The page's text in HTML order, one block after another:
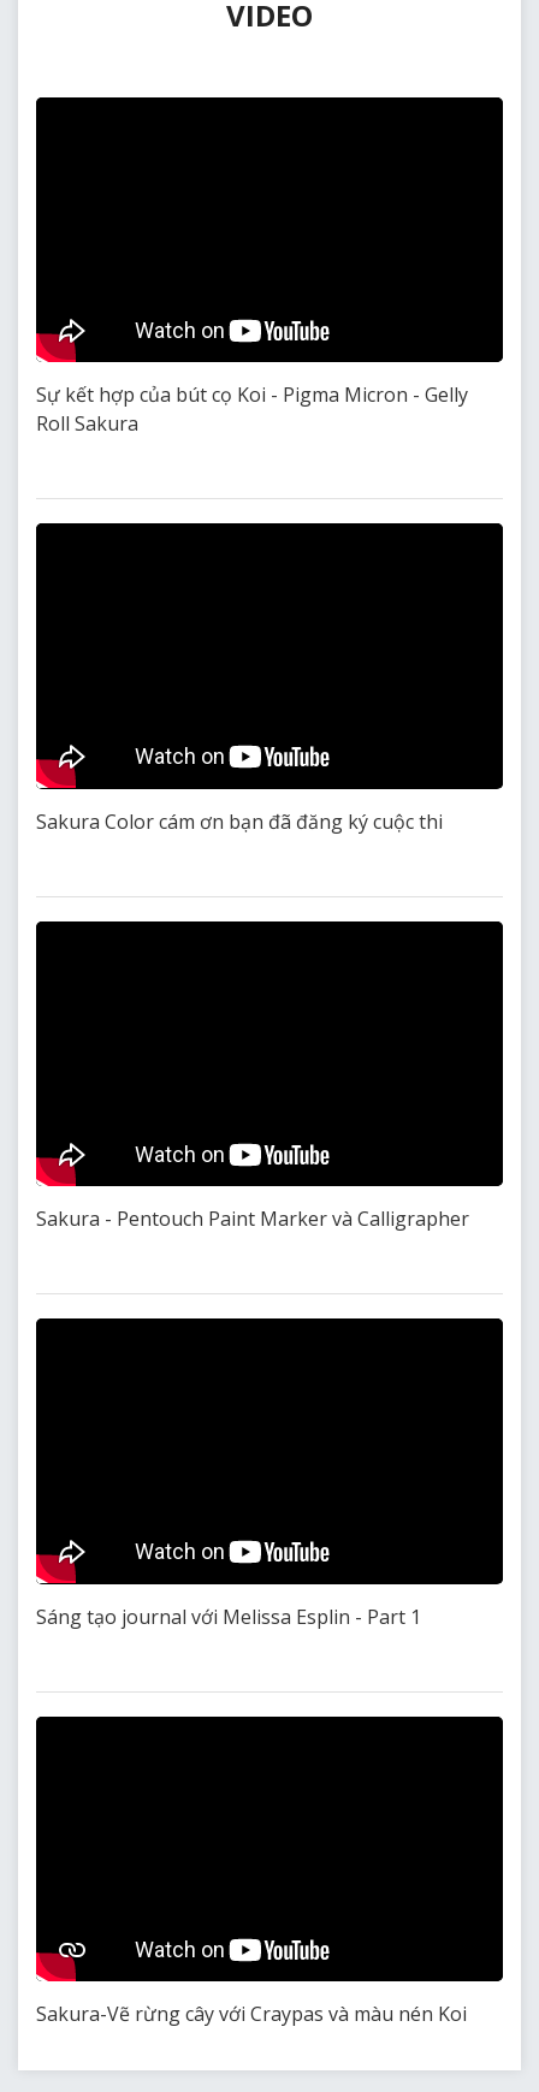
VIDEO
Sự kết hợp của bút cọ Koi - Pigma Micron - Gelly
Roll Sakura
Sakura Color cám ơn bạn đã đăng ký cuộc thi
Sakura - Pentouch Paint Marker và Calligrapher
Sáng tạo journal với Melissa Esplin - Part 1
Sakura-Vẽ rừng cây với Craypas và màu nén Koi